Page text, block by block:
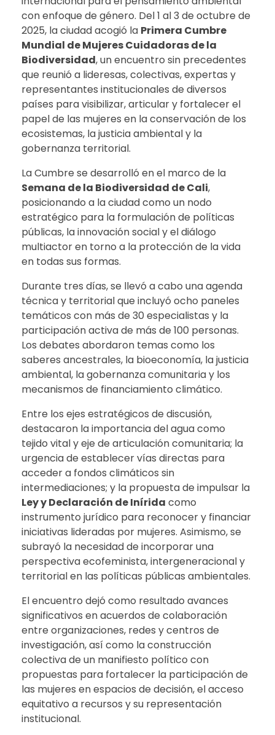
con enfoque de género. Del 1 al 3 de octubre de
2025, la ciudad acogió la Primera Cumbre
Mundial de Mujeres Cuidadoras de la
Biodiversidad, un encuentro sin precedentes
que reunió a lideresas, colectivas, expertas y
representantes institucionales de diversos
países para visibilizar, articular y fortalecer el
papel de las mujeres en la conservación de los
ecosistemas, la justicia ambiental y la
gobernanza territorial.
La Cumbre se desarrolló en el marco de la
Semana de la Biodiversidad de Cali,
posicionando a la ciudad como un nodo
estratégico para la formulación de políticas
públicas, la innovación social y el diálogo
multiactor en torno a la protección de la vida
en todas sus formas.
Durante tres días, se llevó a cabo una agenda
técnica y territorial que incluyó ocho paneles
temáticos con más de 30 especialistas y la
participación activa de más de 100 personas.
Los debates abordaron temas como los
saberes ancestrales, la bioeconomía, la justicia
ambiental, la gobernanza comunitaria y los
mecanismos de financiamiento climático.
Entre los ejes estratégicos de discusión,
destacaron la importancia del agua como
tejido vital y eje de articulación comunitaria; la
urgencia de establecer vías directas para
acceder a fondos climáticos sin
intermediaciones; y la propuesta de impulsar la
Ley y Declaración de Inírida como
instrumento jurídico para reconocer y financiar
iniciativas lideradas por mujeres. Asimismo, se
subrayó la necesidad de incorporar una
perspectiva ecofeminista, intergeneracional y
territorial en las políticas públicas ambientales.
El encuentro dejó como resultado avances
significativos en acuerdos de colaboración
entre organizaciones, redes y centros de
investigación, así como la construcción
colectiva de un manifiesto político con
propuestas para fortalecer la participación de
las mujeres en espacios de decisión, el acceso
equitativo a recursos y su representación
institucional.